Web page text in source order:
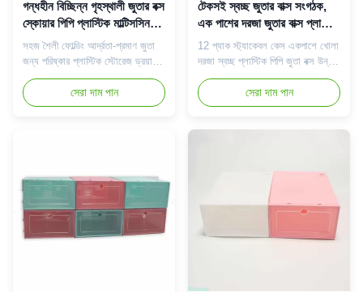
গন্ধহীন বিচ্ছিন্ন গৃহস্থালী জুতার বক্স
স্কোয়ার পিপি প্লাস্টিক মাল্টিসসিন
ব্যবহারিক ব্যবহার
সহজ শৈলী ফোল্ডিং আর্দ্রতা-প্রমাণ জুতা
জন্য পরিষ্কার প্লাস্টিক স্টোরেজ ড্রয়ার
শক্তিশালী স্থিতিশীলতা: প্রতিটি জুতার
স্টোরেজের মধ্যে সংযোগ বিন্দু রয়েছে, যা
আশেপাশের জুতা সংগঠকদের সাথে সংযোগ
সেরা দাম পান
টেকসই স্বচ্ছ জুতার বাক্স সংগঠক,
এক পাশের দরজা জুতার বাক্স প্লাস্টিক
স্টোরেজ
12 প্যাক স্ট্যাকেবল কেস একপাশে খোলা
দরজা স্বচ্ছ প্লাস্টিক পিপি জুতা বক্স উন্নত
উপকরণ: জুতা সংগঠক স্বাস্থ্যকর এবং অ-
বিষাক্ত পরিবেশ বান্ধব পিপি উপাদান দিয়ে
তৈরি, বলিষ্ঠ এবং টেকসই, শক্তিশালী
সেরা দাম পান